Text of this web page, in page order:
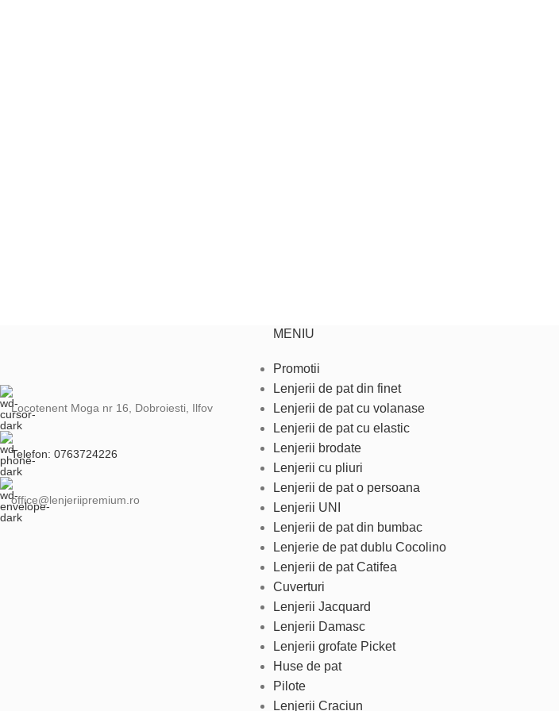
Locotenent Moga nr 16, Dobroiesti, Ilfov
Telefon: 0763724226
office@lenjeriipremium.ro
MENIU
Promotii
Lenjerii de pat din finet
Lenjerii de pat cu volanase
Lenjerii de pat cu elastic
Lenjerii brodate
Lenjerii cu pliuri
Lenjerii de pat o persoana
Lenjerii UNI
Lenjerii de pat din bumbac
Lenjerie de pat dublu Cocolino
Lenjerii de pat Catifea
Cuverturi
Lenjerii Jacquard
Lenjerii Damasc
Lenjerii grofate Picket
Huse de pat
Pilote
Lenjerii Craciun